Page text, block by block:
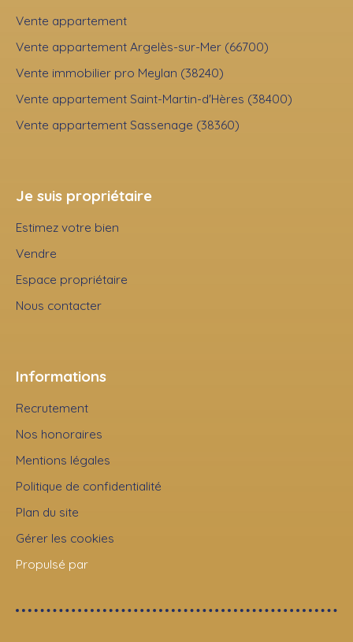
Vente appartement
Vente appartement Argelès-sur-Mer (66700)
Vente immobilier pro Meylan (38240)
Vente appartement Saint-Martin-d'Hères (38400)
Vente appartement Sassenage (38360)
Je suis propriétaire
Estimez votre bien
Vendre
Espace propriétaire
Nous contacter
Informations
Recrutement
Nos honoraires
Mentions légales
Politique de confidentialité
Plan du site
Gérer les cookies
Propulsé par